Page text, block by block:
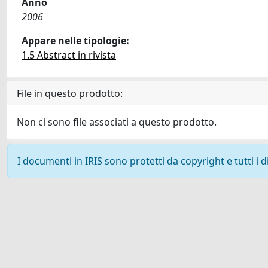
2006
Appare nelle tipologie:
1.5 Abstract in rivista
File in questo prodotto:
Non ci sono file associati a questo prodotto.
I documenti in IRIS sono protetti da copyright e tutti i